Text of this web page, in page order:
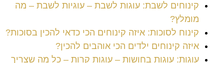
קינוחים לשבת: עוגות לשבת – עוגיות לשבת – מה
מומלץ?
קינוח לסוכות: איזה קינוחים הכי כדאי להכין בסוכות?
איזה קינוחים ילדים הכי אוהבים להכין?
עוגות: עוגות בחושות – עוגות קרות – כל מה שצריך